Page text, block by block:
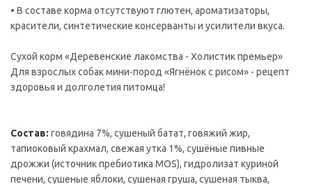
• В составе корма отсутствуют глютен, ароматизаторы,
красители, синтетические консерванты и усилители вкуса.
Сухой корм «Деревенские лакомства - Холистик премьер»
Для взрослых собак мини-пород «Ягнёнок с рисом» - рецепт
здоровья и долголетия питомца!
Состав: говядина 7%, сушеный батат, говяжий жир,
тапиоковый крахмал, свежая утка 1%, сушёные пивные
дрожжи (источник пребиотика MOS), гидролизат куриной
печени, сушеные яблоки, сушеная груша, сушеная тыква,